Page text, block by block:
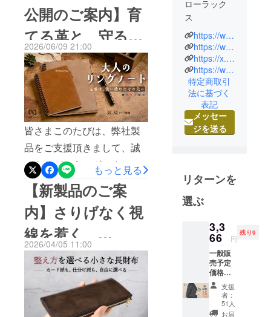
とうございます。本日は、
弊社革財布ブランド
「YOSHINA」の人気商品
「コンパクト二つ折り財
布」をご愛用いただいてい
る皆様からいただいた貴重
なご意見やご要望をもと
に、新たなプロジェクトを
立ち上げましたので、ご案
内申し上げます。
______________________
__________________最小
レベルでありながら、大容
量・丈夫さを両立させた
YOSHINA二つ折り財布！
https://camp-
fire.jp/projects/960256_____
______________________
公開のご案内】育
てる革と、守る
革。notivo大人の
リングノート
2026/06/09 21:00
皆さまこのたびは、弊社製
品をご支援頂きまして、誠
にありがとうございまし
た。皆様のおかげで、弊社
は日々、新製品の開発及び
ものづくりに集中すること
ができましたので、改めて
感謝申し上げます。本日、
皆様から頂いた貴重な資金
と数々のアドバイスをもと
に開発を進めてまいりまし
もっと見る
【新製品のご案
内】さりげなく視
線を惹く、
YOSHINAコンパ
クトLZIP長財布
2026/04/05 11:00
ローラック
ス
2004年12月
設立、当初
は主に海外
から縫製製
品を国内に
輸入・卸販
売をしてい
ました。そ
材そして、
『Made in
の需要の台
頭により千
葉県松戸市
にて本社兼
工房を立上
げ、長年
培った縫製
https://www.instagram.com/notivojapan/
https://www.facebook.com/notivojapan/
https://x.com/NotivoJapan
https://www.furusato-tax.jp/city/companies/12207/28480
特定商取引
法に基づく
表記
メッセー
ジを送る
リターンを
選ぶ
3,3
66 円
残り9
一般販
売予定
価格
￥3,960
（税・
送料
込）の
支援
者：
51人
お届